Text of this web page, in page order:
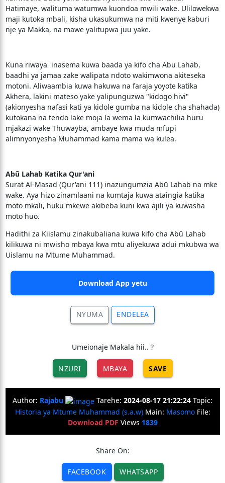
Hatimaye, walituma watumwa kuondoa mwili wake. Ulilowekwa
maji kutoka mbali, kisha ukasukumwa na miti kwenye kaburi
nje ya Makka, na mawe yalitupwa juu yake.
Kuna riwaya inasema kuwa baada ya kifo cha Abu Lahab,
baadhi ya jamaa zake walipata ndoto wakimwona akiteseka
motoni. Aliwaambia kuwa hakuwa na faraja yoyote katika
Akhera, lakini mateso yake yalipunguzwa "kidogo hivi"
(akionyesha nafasi kati ya kidole gumba na kidole cha shahada)
kutokana na tendo lake moja la wema la kumwachilia huru
mjakazi wake Thuwayba, ambaye kwa muda mfupi
alimnyonyesha Muhammad kama mama wa kulea.
Abū Lahab Katika Qur'ani
Surat Al-Masad (Qur'ani 111) inazungumzia Abū Lahab na mke
wake. Aya hizo zinamlaani na kumtaja kuwa ataingia katika
moto mkali, huku mkewe akibeba kuni kwa ajili ya kuwasha
moto huo.
Hadithi za Kiislamu zinakubaliana kuwa kifo cha Abū Lahab
kilikuwa ni mwisho mbaya kwa mtu aliyekuwa adui mkubwa wa
Uislamu na Mtume Muhammad.
Download App yetu
NYUMA ENDELEA
Umeionaje Makala hii.. ?
NZURI MBAYA SAVE
Author: Rajabu Tarehe: 2024-08-17 21:22:24 Topic:
Historia ya Mtume Muhammad (s.a.w)Main: MasomoFile:
Download PDF Views 1839
Share On:
FACEBOOK WHATSAPP